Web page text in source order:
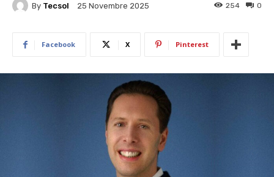
By Tecsol 25 Novembre 2025 0
254
Facebook X Pinterest